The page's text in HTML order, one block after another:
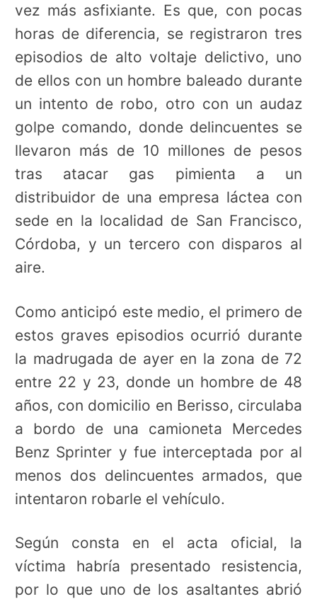
vez más asfixiante. Es que, con pocas
horas de diferencia, se registraron tres
episodios de alto voltaje delictivo, uno
de ellos con un hombre baleado durante
un intento de robo, otro con un audaz
golpe comando, donde delincuentes se
llevaron más de 10 millones de pesos
tras atacar gas pimienta a un
distribuidor de una empresa láctea con
sede en la localidad de San Francisco,
Córdoba, y un tercero con disparos al
aire.
Como anticipó este medio, el primero de
estos graves episodios ocurrió durante
la madrugada de ayer en la zona de 72
entre 22 y 23, donde un hombre de 48
años, con domicilio en Berisso, circulaba
a bordo de una camioneta Mercedes
Benz Sprinter y fue interceptada por al
menos dos delincuentes armados, que
intentaron robarle el vehículo.
Según consta en el acta oficial, la
víctima habría presentado resistencia,
por lo que uno de los asaltantes abrió